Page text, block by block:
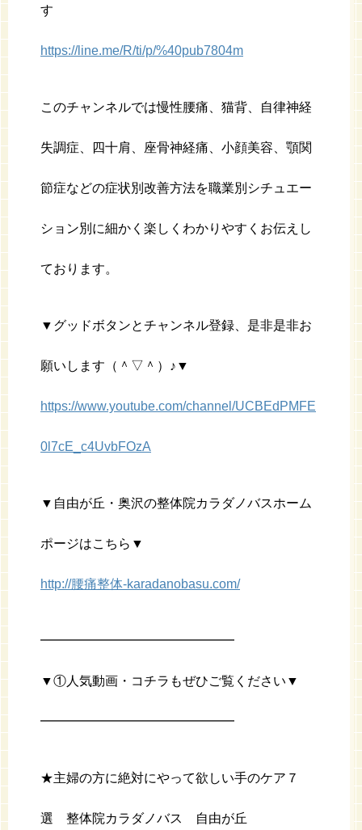
す
https://line.me/R/ti/p/%40pub7804m
このチャンネルでは慢性腰痛、猫背、自律神経
失調症、四十肩、座骨神経痛、小顔美容、顎関
節症などの症状別改善方法を職業別シチュエー
ション別に細かく楽しくわかりやすくお伝えし
ております。
▼グッドボタンとチャンネル登録、是非是非お
願いします（＾▽＾）♪▼
https://www.youtube.com/channel/UCBEdPMFE
0l7cE_c4UvbFOzA
▼自由が丘・奥沢の整体院カラダノバスホーム
ポージはこちら▼
http://腰痛整体-karadanobasu.com/
━━━━━━━━━━━━━━━
▼①人気動画・コチラもぜひご覧ください▼
━━━━━━━━━━━━━━━
★主婦の方に絶対にやって欲しい手のケア７
選 整体院カラダノバス 自由が丘